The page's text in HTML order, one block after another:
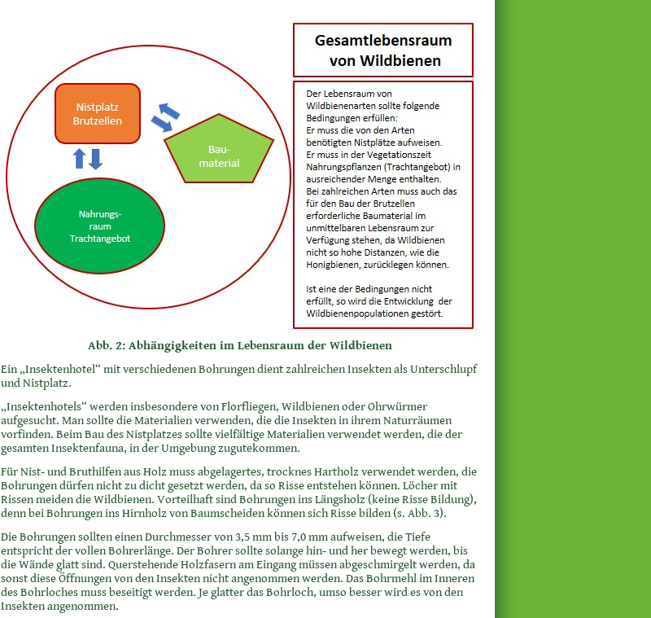
Abb. 2: Abhängigkeiten im Lebensraum der Wildbienen
Ein „Insektenhotel“ mit verschiedenen Bohrungen dient zahlreichen Insekten als Unterschlupf
und Nistplatz.
„Insektenhotels“ werden insbesondere von Florfliegen, Wildbienen oder Ohrwürmer
aufgesucht. Man sollte die Materialien verwenden, die die Insekten in ihrem Naturräumen
vorfinden. Beim Bau des Nistplatzes sollte vielfältige Materialien verwendet werden, die der
gesamten Insektenfauna, in der Umgebung zugutekommen.
Für Nist- und Bruthilfen aus Holz muss abgelagertes, trocknes Hartholz verwendet werden, die
Bohrungen dürfen nicht zu dicht gesetzt werden, da so Risse entstehen können. Löcher mit
Rissen meiden die Wildbienen. Vorteilhaft sind Bohrungen ins Längsholz (keine Risse Bildung),
denn bei Bohrungen ins Hirnholz von Baumscheiden können sich Risse bilden (s. Abb. 3).
Die Bohrungen sollten einen Durchmesser von 3,5 mm bis 7,0 mm aufweisen, die Tiefe
entspricht der vollen Bohrerlänge. Der Bohrer sollte solange hin- und her bewegt werden, bis
die Wände glatt sind. Querstehende Holzfasern am Eingang müssen abgeschmirgelt werden, da
sonst diese Öffnungen von den Insekten nicht angenommen werden. Das Bohrmehl im Inneren
des Bohrloches muss beseitigt werden. Je glatter das Bohrloch, umso besser wird es von den
Insekten angenommen.